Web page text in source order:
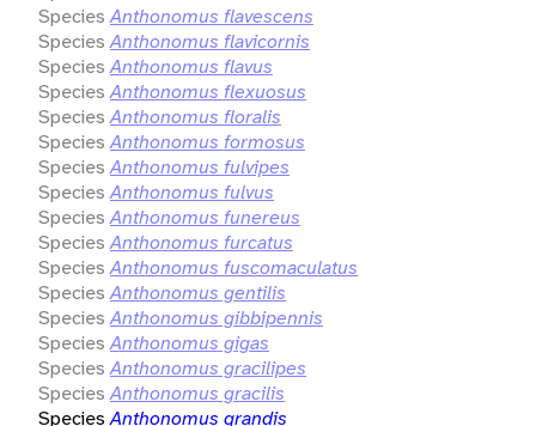
Species Anthonomus flavescens
Species Anthonomus flavicornis
Species Anthonomus flavus
Species Anthonomus flexuosus
Species Anthonomus floralis
Species Anthonomus formosus
Species Anthonomus fulvipes
Species Anthonomus fulvus
Species Anthonomus funereus
Species Anthonomus furcatus
Species Anthonomus fuscomaculatus
Species Anthonomus gentilis
Species Anthonomus gibbipennis
Species Anthonomus gigas
Species Anthonomus gracilipes
Species Anthonomus gracilis
Species Anthonomus grandis